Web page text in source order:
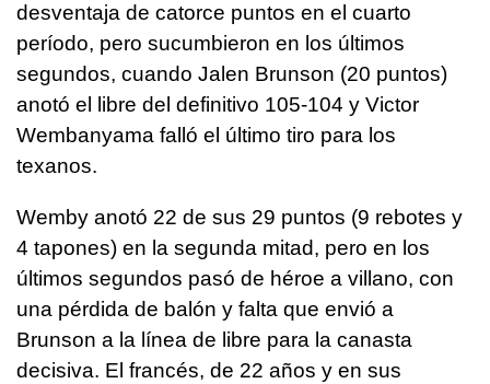
desventaja de catorce puntos en el cuarto
período, pero sucumbieron en los últimos
segundos, cuando Jalen Brunson (20 puntos)
anotó el libre del definitivo 105-104 y Victor
Wembanyama falló el último tiro para los
texanos.
Wemby anotó 22 de sus 29 puntos (9 rebotes y
4 tapones) en la segunda mitad, pero en los
últimos segundos pasó de héroe a villano, con
una pérdida de balón y falta que envió a
Brunson a la línea de libre para la canasta
decisiva. El francés, de 22 años y en sus